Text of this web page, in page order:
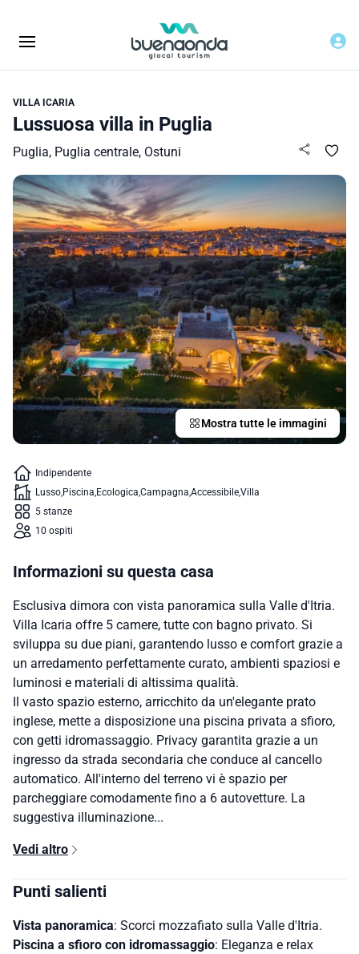
VILLA ICARIA
Lussuosa villa in Puglia
Puglia, Puglia centrale, Ostuni
Mostra tutte le immagini
Indipendente
Lusso Piscina Ecologica Campagna AccessibileVilla
5 stanze
10 ospiti
Informazioni su questa casa
Esclusiva dimora con vista panoramica sulla Valle d'Itria.
Villa Icaria offre 5 camere, tutte con bagno privato. Si
sviluppa su due piani, garantendo lusso e comfort grazie a
un arredamento perfettamente curato, ambienti spaziosi e
luminosi e materiali di altissima qualità.
Il vasto spazio esterno, arricchito da un'elegante prato
inglese, mette a disposizione una piscina privata a sfioro,
con getti idromassaggio. Privacy garantita grazie a un
ingresso da strada secondaria che conduce al cancello
automatico. All'interno del terreno vi è spazio per
parcheggiare comodamente fino a 6 autovetture. La
suggestiva illuminazione...
Vedi altro
Punti salienti
Vista panoramica: Scorci mozzafiato sulla Valle d'Itria.
Piscina a sfioro con idromassaggio: Eleganza e relax